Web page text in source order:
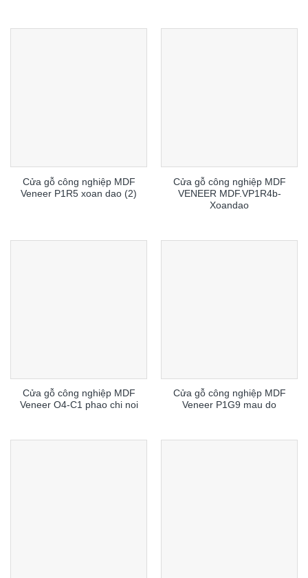
Cửa gỗ công nghiệp MDF
Veneer P1R5 xoan dao (2)
Cửa gỗ công nghiệp MDF
VENEER MDF.VP1R4b-
Xoandao
Cửa gỗ công nghiệp MDF
Veneer O4-C1 phao chi noi
Cửa gỗ công nghiệp MDF
Veneer P1G9 mau do